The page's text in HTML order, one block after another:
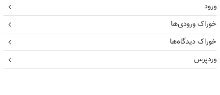
ورود
خوراک ورودی‌ها
خوراک دیدگاه‌ها
وردپرس